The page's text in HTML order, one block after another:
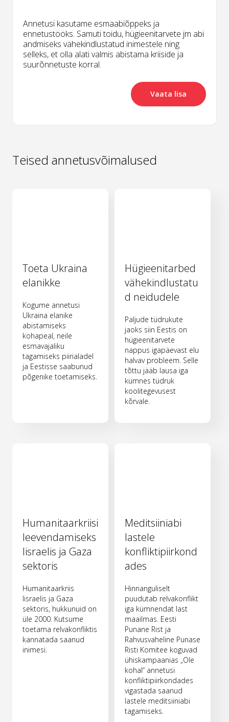
Annetusi kasutame esmaabiõppeks ja
ennetustööks. Samuti toidu, hügieenitarvete jm abi
andmiseks vähekindlustatud inimestele ning
selleks, et olla alati valmis abistama kriiside ja
suurõnnetuste korral.
Vaata lisa
Teised annetusvõimalused
Toeta Ukraina
elanikke
Kogume annetusi
Ukraina elanike
abistamiseks
kohapeal, neile
esmavajaliku
tagamiseks piirialadel
ja Eestisse saabunud
põgenike toetamiseks.
Hügieenitarbed
vähekindlustatu
d neidudele
Paljude tüdrukute
jaoks siin Eestis on
hügieenitarvete
nappus igapäevast elu
halvav probleem. Selle
tõttu jääb lausa iga
kümnes tüdruk
koolitegevusest
kõrvale.
Humanitaarkriisi
leevendamiseks
Iisraelis ja Gaza
sektoris
Humanitaarkriis
Iisraelis ja Gaza
sektoris, hukkunuid on
üle 2000. Kutsume
toetama relvakonfliktis
kannatada saanud
inimesi.
Meditsiiniabi
lastele
konfliktipiirkond
ades
Hinnanguliselt
puudutab relvakonflikt
iga kümnendat last
maailmas. Eesti
Punane Rist ja
Rahvusvaheline Punase
Risti Komitee koguvad
ühiskampaanias „Ole
kohal“ annetusi
konfliktipiirkondades
vigastada saanud
lastele meditsiiniabi
tagamiseks.